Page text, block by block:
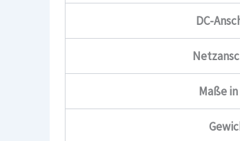
DC-
Maße